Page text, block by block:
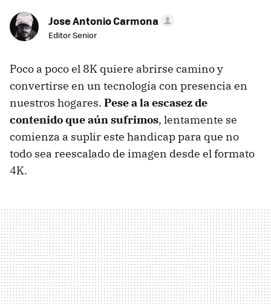
Jose Antonio Carmona
Editor Senior
Poco a poco el 8K quiere abrirse camino y
convertirse en un tecnología con presencia en
nuestros hogares. Pese a la escasez de
contenido que aún sufrimos, lentamente se
comienza a suplir este handicap para que no
todo sea reescalado de imagen desde el formato
4K.